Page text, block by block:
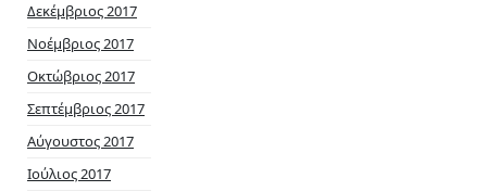
Δεκέμβριος 2017
Νοέμβριος 2017
Οκτώβριος 2017
Σεπτέμβριος 2017
Αύγουστος 2017
Ιούλιος 2017